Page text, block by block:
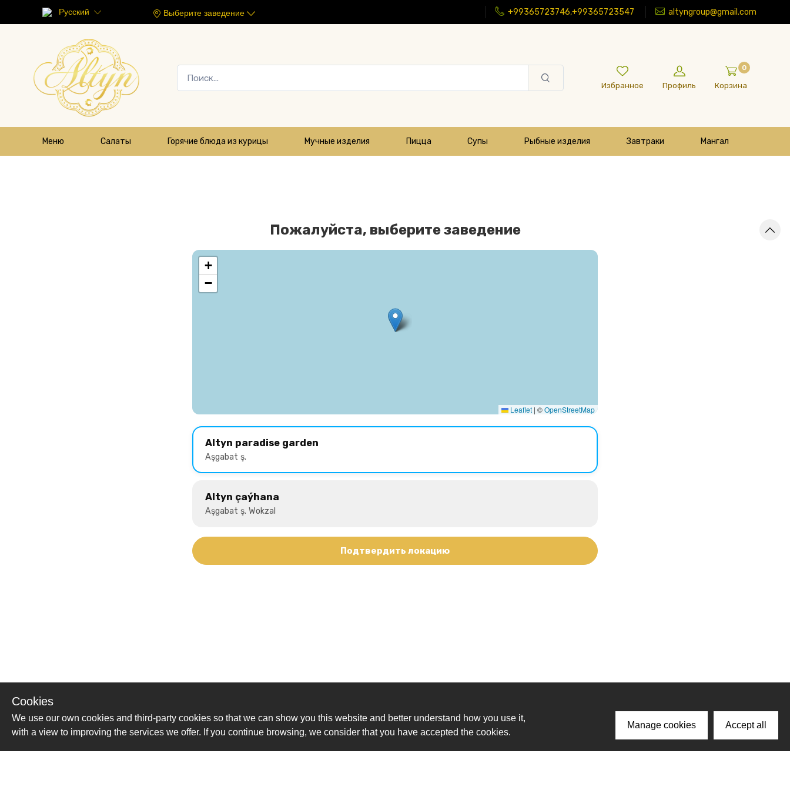
Русский Выберите заведение +99365723746,+99365723547 altyngroup@gmail.com
Избранное Профиль
0
Корзина
Меню Салаты Горячие блюда из курицы Мучные изделия Пицца Супы Рыбные изделия Завтраки Мангал
Пожалуйста, выберите заведение
+
−
Leaflet | ©OpenStreetMap
Altyn paradise garden
Aşgabat ş.
Altyn çaýhana
Aşgabat ş. Wokzal
Подтвердить локацию
Cookies
We use our own cookies and third-party cookies so that we can show you this website and better understand how you use it,
with a view to improving the services we offer. If you continue browsing, we consider that you have accepted the cookies.
Manage cookies Accept all